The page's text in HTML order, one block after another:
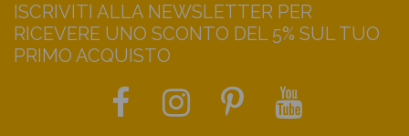
ISCRIVITI ALLA NEWSLETTER PER
RICEVERE UNO SCONTO DEL 5% SUL TUO
PRIMO ACQUISTO